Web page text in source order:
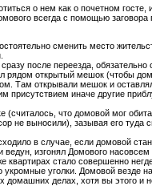
о нем как о почетном госте,
всегда с помощью заговора
сменить место
после переезда,
рядом открытый мешок (чтобы
Там открывали мешок и
присутствием иначе другие
(считалось, что домовой мог
не выносили), зазывая его туда
в случае, если домовой
изгонял Домового
стало совершенно
укромные уголки. Домовой везде
домашних делах, хотя вы этого и